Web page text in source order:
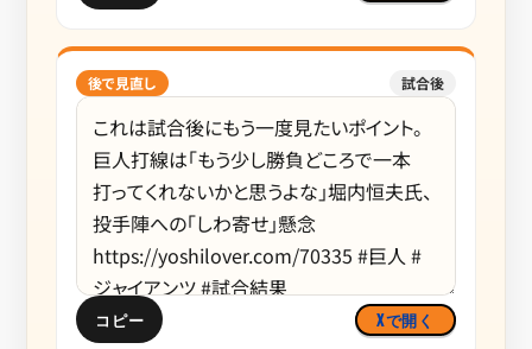
後で見直し 試合後
コピー Xで開く